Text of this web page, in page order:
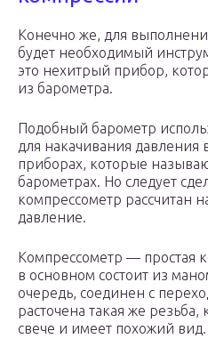
Конечно же, для
будет необходимый
это нехитрый прибор,
из барометра.
Подобный барометр
для накачивания
приборах, которые
барометрах. Но следует
компрессометр рассчитан
давление.
Компрессометр — простая
в основном состоит из
очередь, соединен с
расточена такая же резьба,
свече и имеет похожий вид.